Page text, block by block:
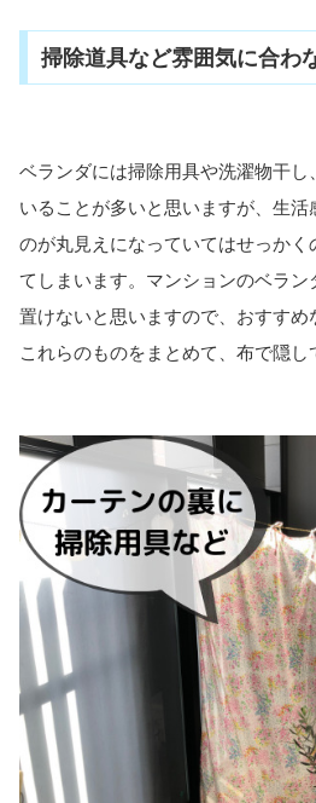
掃除道具など雰囲気に合わ
ベランダには掃除用具や洗濯物干し
いることが多いと思いますが、生活
のが丸見えになっていてはせっかく
てしまいます。マンションのベラン
置けないと思いますので、おすすめ
これらのものをまとめて、布で隠し